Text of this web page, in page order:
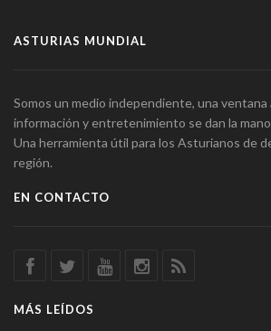
ASTURIAS MUNDIAL
Somos un medio independiente, una ventana
información y entretenimiento se dan la
Una herramienta útil para los Asturianos de
región.
EN CONTACTO
MÁS LEÍDOS